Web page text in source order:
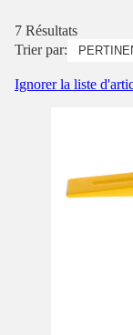
7 Résultats
Trier par:
Ignorer la liste